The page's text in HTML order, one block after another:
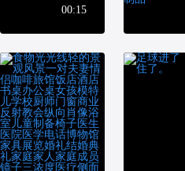
00:15